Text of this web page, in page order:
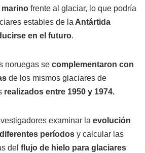
marino frente al glaciar, lo que podría
estables de laAntártida
en el futuro.
noruegas se complementaron con
de los mismos glaciares de
realizados entre 1950 y 1974.
examinar la evolución
períodos y calcular las
del flujo de hielo para glaciares